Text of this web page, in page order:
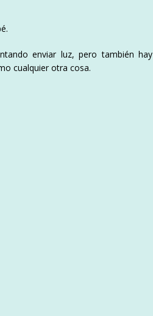
enviar luz, pero también hay
cualquier otra cosa.